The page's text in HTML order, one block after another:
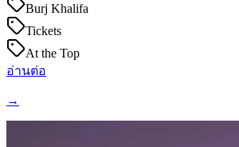
Burj Khalifa
Tickets
At the Top
อ่านต่อ
→